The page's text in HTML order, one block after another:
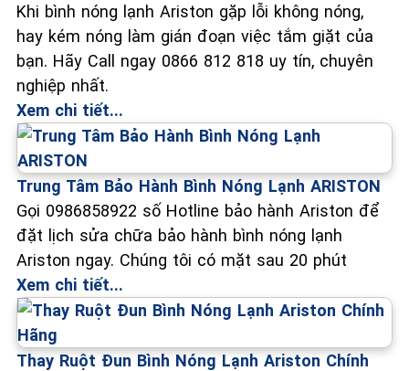
Khi bình nóng lạnh Ariston gặp lỗi không nóng,
hay kém nóng làm gián đoạn việc tắm giặt của
bạn. Hãy Call ngay 0866 812 818 uy tín, chuyên
nghiệp nhất.
Xem chi tiết...
Trung Tâm Bảo Hành Bình Nóng Lạnh ARISTON
Gọi 0986858922 số Hotline bảo hành Ariston để
đặt lịch sửa chữa bảo hành bình nóng lạnh
Ariston ngay. Chúng tôi có mặt sau 20 phút
Xem chi tiết...
Thay Ruột Đun Bình Nóng Lạnh Ariston Chính